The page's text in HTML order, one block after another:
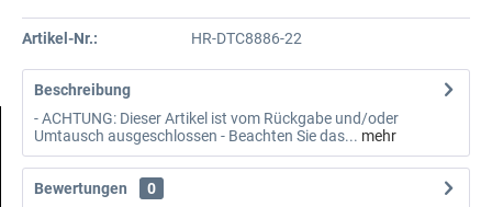
Artikel-Nr.: HR-DTC8886-22
Beschreibung
- ACHTUNG: Dieser Artikel ist vom Rückgabe und/oder
Umtausch ausgeschlossen - Beachten Sie das... mehr
Bewertungen
0